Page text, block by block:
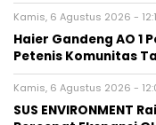
Kamis, 6 Agustus 2026 -
Haier Gandeng AO 1
Petenis Komunitas
Kamis, 6 Agustus 2026 -
SUS ENVIRONMENT